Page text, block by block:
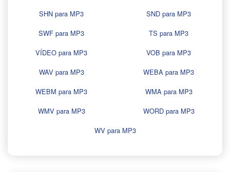
SHN para MP3
SND para MP3
SWF para MP3
TS para MP3
VÍDEO para MP3
VOB para MP3
WAV para MP3
WEBA para MP3
WEBM para MP3
WMA para MP3
WMV para MP3
WORD para MP3
WV para MP3